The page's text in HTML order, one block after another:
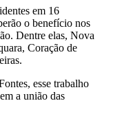
em 16
o benefício nos
Dentre elas, Nova
Coração de
esse trabalho
a união das